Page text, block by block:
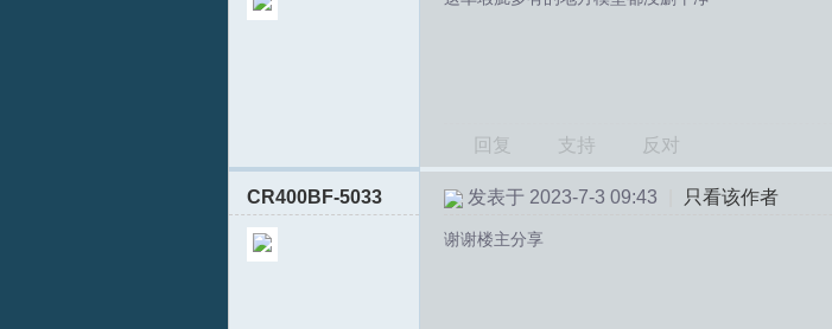
回复 支持 反对
CR400BF-5033 发表于 2023-7-3 09:43 只看该作者
谢谢楼主分享